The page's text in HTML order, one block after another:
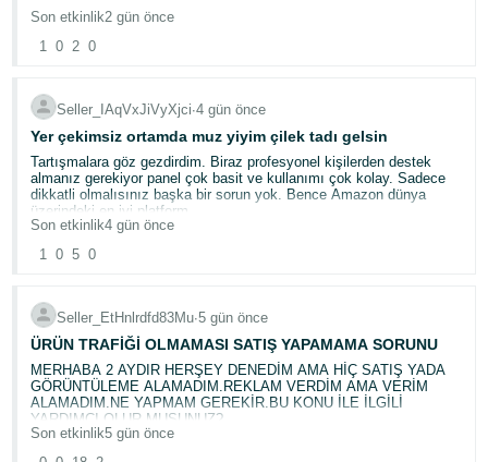
I respectfully request that the appropriate team review these cases,
provide a status update, and complete the reimbursement process
as soon as possible.
Son etkinlik2 gün önce
1 0 2 0
Seller_IAqVxJiVyXjci∙4 gün önce
Yer çekimsiz ortamda muz yiyim çilek tadı gelsin
Tartışmalara göz gezdirdim. Biraz profesyonel kişilerden destek
almanız gerekiyor panel çok basit ve kullanımı çok kolay. Sadece
dikkatli olmalısınız başka bir sorun yok. Bence Amazon dünya
üzerindeki en iyi platform.
Son etkinlik4 gün önce
1 0 5 0
Seller_EtHnlrdfd83Mu∙5 gün önce
ÜRÜN TRAFİĞİ OLMAMASI SATIŞ YAPAMAMA SORUNU
MERHABA 2 AYDIR HERŞEY DENEDİM AMA HİÇ SATIŞ YADA
GÖRÜNTÜLEME ALAMADIM.REKLAM VERDİM AMA VERİM
ALAMADIM.NE YAPMAM GEREKİR.BU KONU İLE İLGİLİ
YARDIMCI OLUR MUSUNUZ?
Son etkinlik5 gün önce